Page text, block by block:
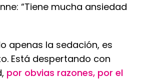
“Tiene mucha ansiedad
apenas la sedación, es
Está despertando con
por obvias razones, por el